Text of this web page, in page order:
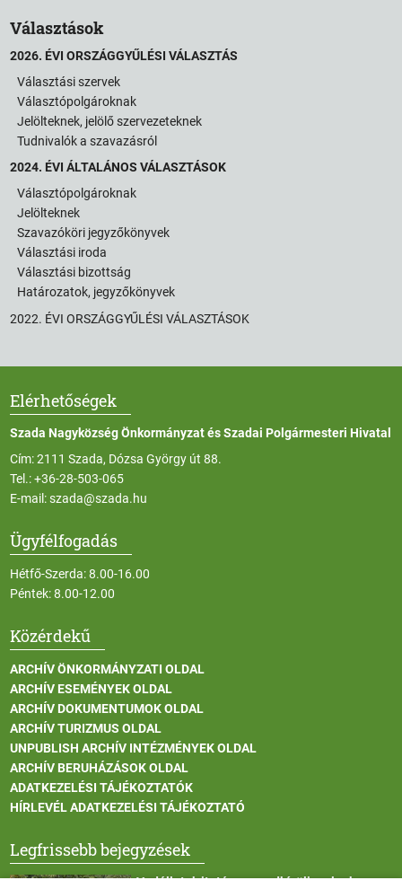
Választások
2026. ÉVI ORSZÁGGYŰLÉSI VÁLASZTÁS
Választási szervek
Választópolgároknak
Jelölteknek, jelölő szervezeteknek
Tudnivalók a szavazásról
2024. ÉVI ÁLTALÁNOS VÁLASZTÁSOK
Választópolgároknak
Jelölteknek
Szavazóköri jegyzőkönyvek
Választási iroda
Választási bizottság
Határozatok, jegyzőkönyvek
2022. ÉVI ORSZÁGGYŰLÉSI VÁLASZTÁSOK
Elérhetőségek
Szada Nagyközség Önkormányzat és Szadai Polgármesteri Hivatal
Cím: 2111 Szada, Dózsa György út 88.
Tel.:+36-28-503-065
E-mail:szada@szada.hu
Ügyfélfogadás
Hétfő-Szerda: 8.00-16.00
Péntek: 8.00-12.00
Közérdekű
ARCHÍV ÖNKORMÁNYZATI OLDAL
ARCHÍV ESEMÉNYEK OLDAL
ARCHÍV DOKUMENTUMOK OLDAL
ARCHÍV TURIZMUS OLDAL
UNPUBLISH ARCHÍV INTÉZMÉNYEK OLDAL
ARCHÍV BERUHÁZÁSOK OLDAL
ADATKEZELÉSI TÁJÉKOZTATÓK
HÍRLEVÉL ADATKEZELÉSI TÁJÉKOZTATÓ
Legfrissebb bejegyzések
Vadállatok itatása a rendkívüli melegben